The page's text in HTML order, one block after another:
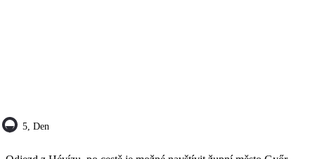
5, Den